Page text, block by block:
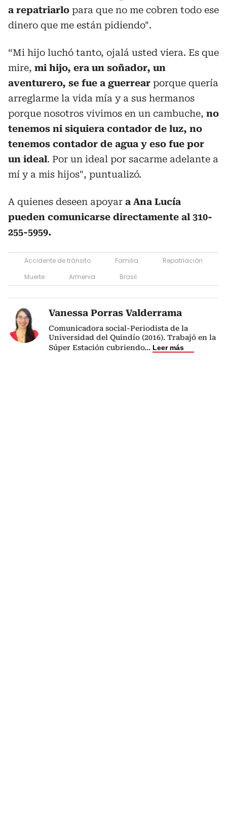
a repatriarlo para que no me cobren todo ese
dinero que me están pidiendo".
“Mi hijo luchó tanto, ojalá usted viera. Es que
mire, mi hijo, era un soñador, un
aventurero, se fue a guerrear porque quería
arreglarme la vida mía y a sus hermanos
porque nosotros vivimos en un cambuche, no
tenemos ni siquiera contador de luz, no
tenemos contador de agua y eso fue por
un ideal. Por un ideal por sacarme adelante a
mí y a mis hijos", puntualizó.
A quienes deseen apoyar a Ana Lucía
pueden comunicarse directamente al 310-
255-5959.
Accidente de tránsito Familia
Repatriación
Muerte
Armenia Brasil
Vanessa Porras Valderrama
Comunicadora social-Periodista de la
Universidad del Quindío (2016). Trabajó en la
Súper Estación cubriendo... Leer más